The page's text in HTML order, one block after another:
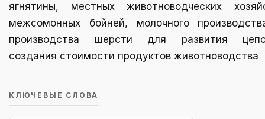
ягнятины, местных животноводческих
межсомонных бойней, молочного
производства шерсти для развития
создания стоимости продуктов животноводства
КЛЮЧЕВЫЕ СЛОВА